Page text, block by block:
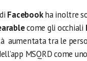
Facebookha inoltre
come gli occhiali
aumentata tra le
MSQRD come